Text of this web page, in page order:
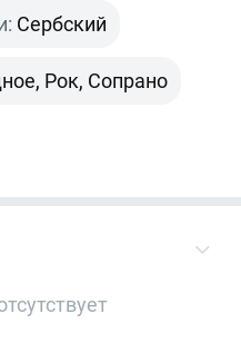
Сербский
Рок, Сопрано